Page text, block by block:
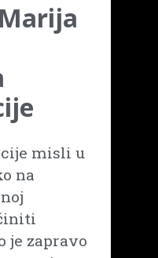
misli u
na
je zapravo